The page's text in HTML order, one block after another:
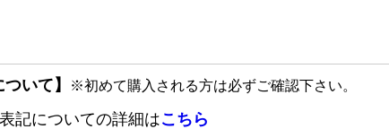
いて】 ※初めて購入される方は必ずご確認下さい。
記についての詳細はこちら